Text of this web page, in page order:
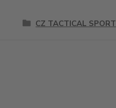
CZ TACTICAL SPORT